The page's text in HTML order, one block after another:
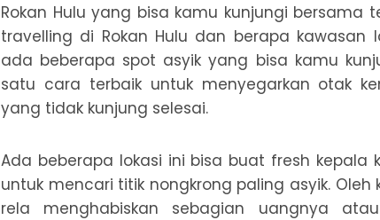
Rokan Hulu yang bisa kamu kunjungi bersama
travelling di Rokan Hulu dan berapa kawasan
ada beberapa spot asyik yang bisa kamu
satu cara terbaik untuk menyegarkan otak
yang tidak kunjung selesai.
Ada beberapa lokasi ini bisa buat fresh
untuk mencari titik nongkrong paling asyik.
rela menghabiskan sebagian uangnya